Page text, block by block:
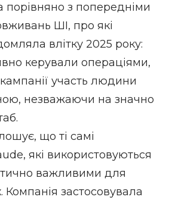
порівняно з попередніми
ШІ, про які
влітку 2025 року:
керували операціями,
участь людини
незважаючи на значно
що ті самі
які використовуються
важливими для
Компанія застосовувала